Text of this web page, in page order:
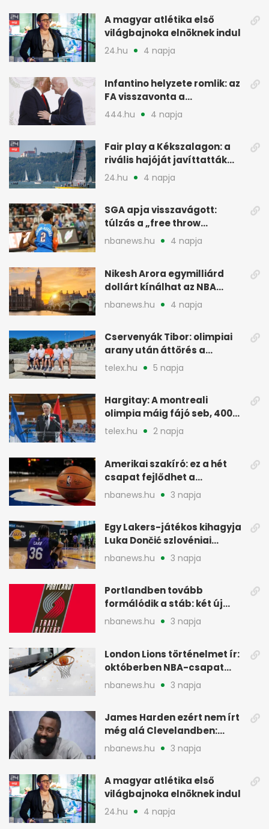
A magyar atlétika első
világbajnoka elnöknek indul
24.hu 4 napja
Infantino helyzete romlik: az
FA visszavonta a
támogatását, jöhet a
444.hu 4 napja
Fair play a Kékszalagon: a
rivális hajóját javíttatták
meg
24.hu 4 napja
SGA apja visszavágott:
túlzás a „free throw
merchant” címke?
nbanews.hu 4 napja
Nikesh Arora egymilliárd
dollárt kínálhat az NBA
Europe londoni csapatáért
nbanews.hu 4 napja
Cservenyák Tibor: olimpiai
arany után áttörés a
rákkutatásban
telex.hu 5 napja
Hargitay: A montreali
olimpia máig fájó seb, 400
vegyesen 4. lett
telex.hu 2 napja
Amerikai szakíró: ez a hét
csapat fejlődhet a
legtöbbet az NBA-ben
nbanews.hu 3 napja
Egy Lakers-játékos kihagyja
Luka Dončić szlovéniai
minicampjét
nbanews.hu 3 napja
Portlandben tovább
formálódik a stáb: két új
szakember a Blazersnél
nbanews.hu 3 napja
London Lions történelmet ír:
októberben NBA-csapat
ellen lép pályára
nbanews.hu 3 napja
James Harden ezért nem írt
még alá Clevelandben:
pénzügyi okok
nbanews.hu 3 napja
A magyar atlétika első
világbajnoka elnöknek indul
24.hu 4 napja